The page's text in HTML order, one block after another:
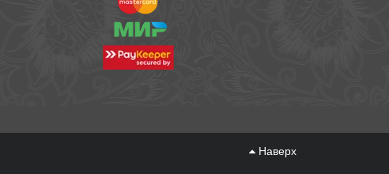
Наверх